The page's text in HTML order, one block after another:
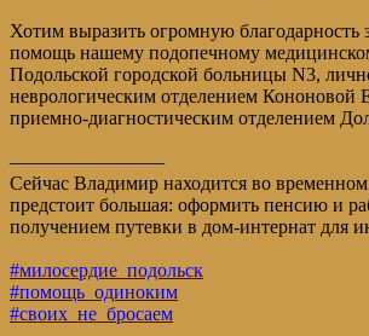
Хотим выразить огромную благодарность
помощь нашему подопечному
Подольской городской больницы N3,
неврологическим отделением Кононовой
приемно-диагностическим отделением
————————
Сейчас Владимир находится во
предстоит большая: оформить пенсию и
получением путевки в дом-интернат для
#милосердие_подольск
#помощь_одиноким
#своих_не_бросаем